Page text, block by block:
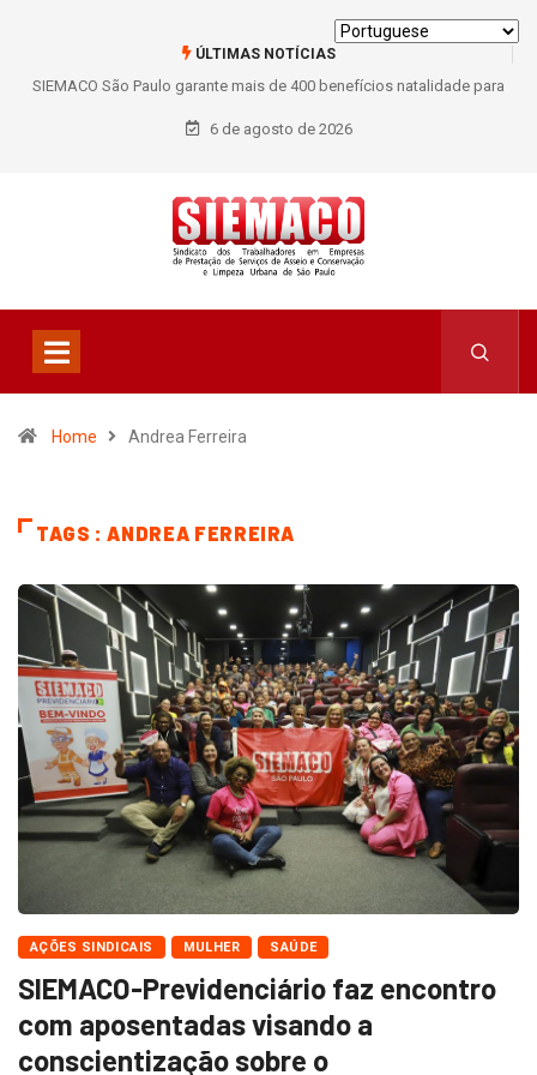
ÚLTIMAS NOTÍCIAS
SIEMACO São Paulo garante mais de 400 benefícios natalidade para
trabalhadores do Asseio em 2026
6 de agosto de 2026
Home Andrea Ferreira
TAGS : ANDREA FERREIRA
AÇÕES SINDICAIS MULHER SAÚDE
SIEMACO-Previdenciário faz encontro
com aposentadas visando a
conscientização sobre o